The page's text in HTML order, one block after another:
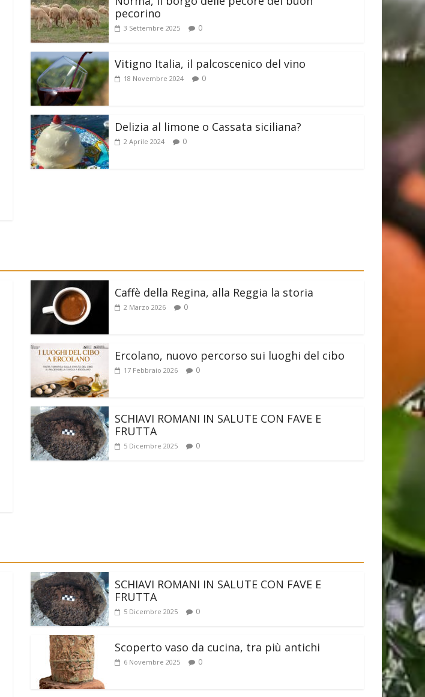
pecorino
3 Settembre 2025 0
Vitigno Italia, il palcoscenico del vino
18 Novembre 2024 0
Delizia al limone o Cassata siciliana?
2 Aprile 2024 0
Caffè della Regina, alla Reggia la storia
2 Marzo 2026 0
Ercolano, nuovo percorso sui luoghi del cibo
17 Febbraio 2026 0
SCHIAVI ROMANI IN SALUTE CON FAVE E
FRUTTA
5 Dicembre 2025 0
SCHIAVI ROMANI IN SALUTE CON FAVE E
FRUTTA
5 Dicembre 2025 0
Scoperto vaso da cucina, tra più antichi
6 Novembre 2025 0